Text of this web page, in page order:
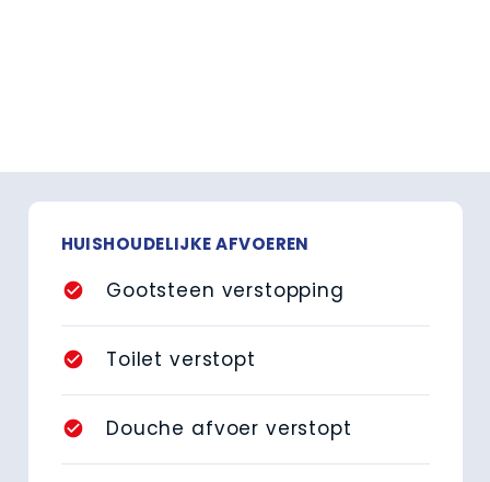
HUISHOUDELIJKE AFVOEREN
check_circle Gootsteen verstopping
check_circle Toilet verstopt
check_circle Douche afvoer verstopt